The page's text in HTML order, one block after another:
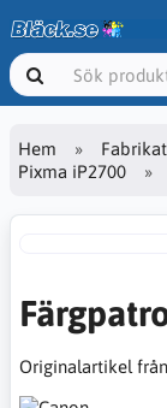
Hem Fabrikat
Pixma iP2700
Originalartikel